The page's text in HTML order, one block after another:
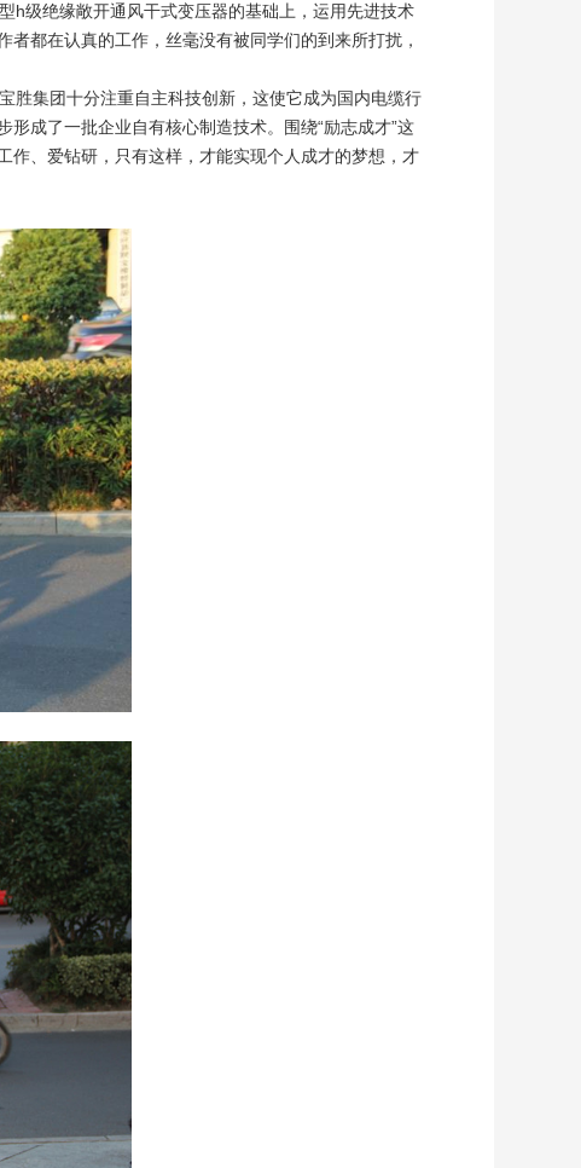
h级绝缘敞开通风干式变压器的基础上，运用先进技术
都在认真的工作，丝毫没有被同学们的到来所打扰，
集团十分注重自主科技创新，这使它成为国内电缆行
成了一批企业自有核心制造技术。围绕“励志成才”这
作、爱钻研，只有这样，才能实现个人成才的梦想，才